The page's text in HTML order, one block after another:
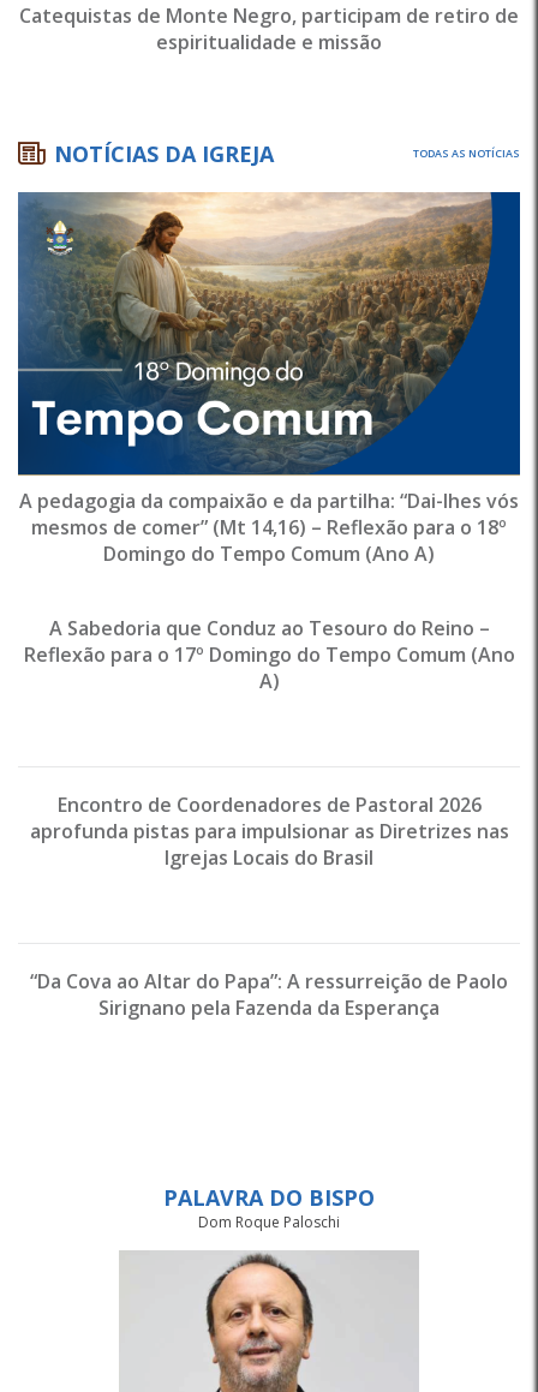
Catequistas de Monte Negro, participam de retiro de
espiritualidade e missão
NOTÍCIAS DA IGREJA TODAS AS NOTÍCIAS
A pedagogia da compaixão e da partilha: “Dai-lhes vós
mesmos de comer” (Mt 14,16) – Reflexão para o 18º
Domingo do Tempo Comum (Ano A)
A Sabedoria que Conduz ao Tesouro do Reino –
Reflexão para o 17º Domingo do Tempo Comum (Ano
A)
Encontro de Coordenadores de Pastoral 2026
aprofunda pistas para impulsionar as Diretrizes nas
Igrejas Locais do Brasil
“Da Cova ao Altar do Papa”: A ressurreição de Paolo
Sirignano pela Fazenda da Esperança
PALAVRA DO BISPO
Dom Roque Paloschi